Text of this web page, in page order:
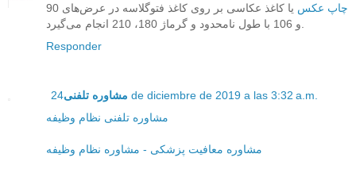
چاپ عکس
یا کاغذ عکاسی بر روی کاغذ فتوگلاسه در عرض‌های 90
Responder
مشاوره تلفنی 24 de diciembre de 2019 a las 3:32 a.m.
مشاوره تلفنی نظام وظیفه
مشاوره معافیت پزشکی - مشاوره نظام وظیفه